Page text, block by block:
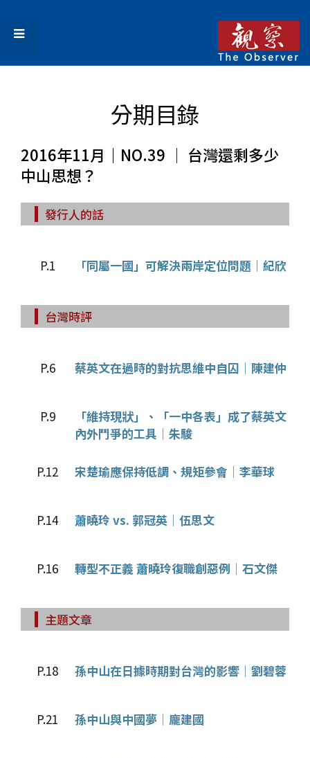
分期目錄
2016年11月｜NO.39 │ 台灣還剩多少
中山思想？
發行人的話
P.1 「同屬一國」可解決兩岸定位問題｜紀欣
台灣時評
P.6 蔡英文在過時的對抗思維中自囚｜陳建仲
P.9
「維持現狀」、「一中各表」成了蔡英文
內外鬥爭的工具│朱駿
P.12 宋楚瑜應保持低調、規矩參會│李華球
P.14 蕭曉玲 vs. 郭冠英│伍思文
P.16 轉型不正義 蕭曉玲復職創惡例│石文傑
主題文章
P.18 孫中山在日據時期對台灣的影響│劉碧蓉
P.21 孫中山與中國夢│龐建國